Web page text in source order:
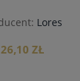
Lores
26,10 ZŁ